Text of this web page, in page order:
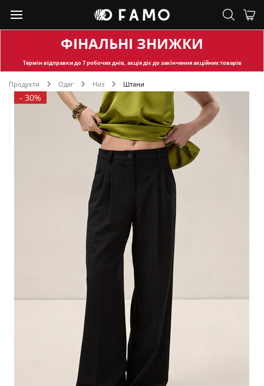
ФІНАЛЬНІ ЗНИЖКИ
Термін відправкидо 7 робочих днів, акція діє до закінчення акційних товарів
Продукти Одяг Низ Штани
- 30%